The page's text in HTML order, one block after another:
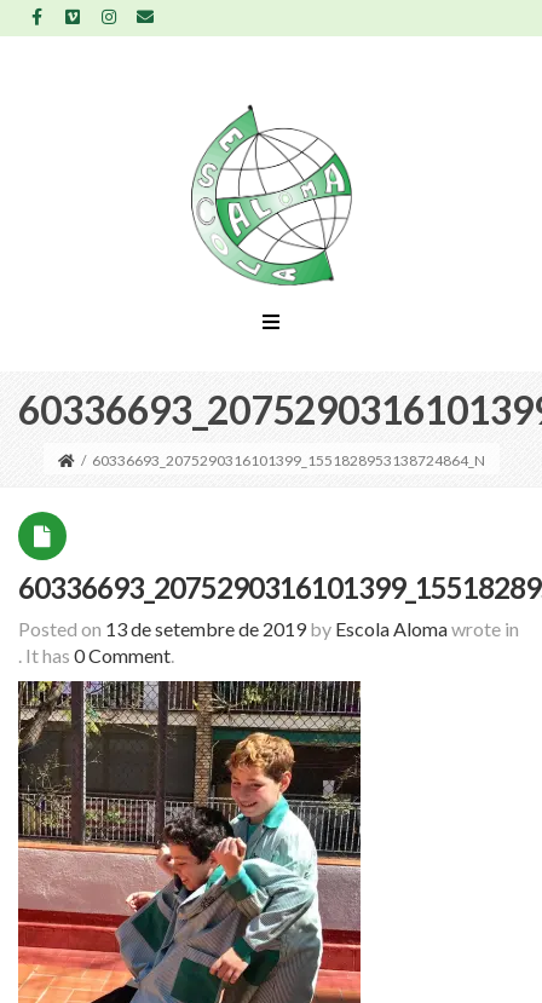
/ 60336693_2075290316101399_1551828953138724864_N
Posted on 13 de setembre de 2019 by Escola Alomawrote in
. It has 0 Comment.